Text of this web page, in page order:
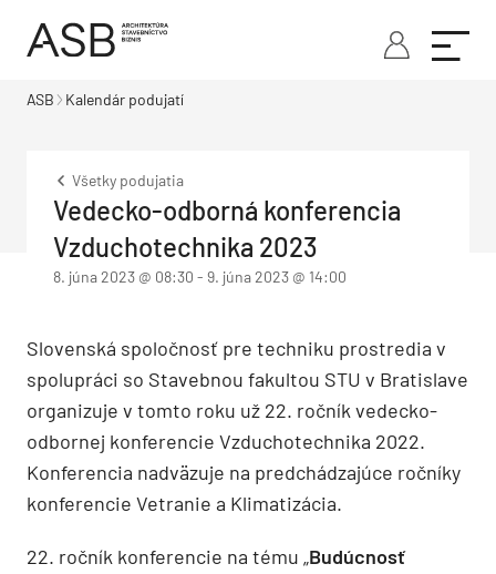
ASB Kalendár podujatí
Všetky podujatia
Vedecko-odborná konferencia
Vzduchotechnika 2023
8. júna 2023 @ 08:30 - 9. júna 2023 @ 14:00
Slovenská spoločnosť pre techniku prostredia v
spolupráci so Stavebnou fakultou STU v Bratislave
organizuje v tomto roku už 22. ročník vedecko-
odbornej konferencie Vzduchotechnika 2022.
Konferencia nadväzuje na predchádzajúce ročníky
konferencie Vetranie a Klimatizácia.
22. ročník konferencie na tému „Budúcnosť